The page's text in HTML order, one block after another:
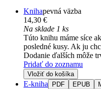
Knihapevná väzba
14,30 €
Na sklade 1 ks
Túto knihu máme síce
posledné kusy. Ak ju
Dodanie ďalších môže
Pridať do zoznamu
Vložiť do košíka
E-kniha PDF EPUB